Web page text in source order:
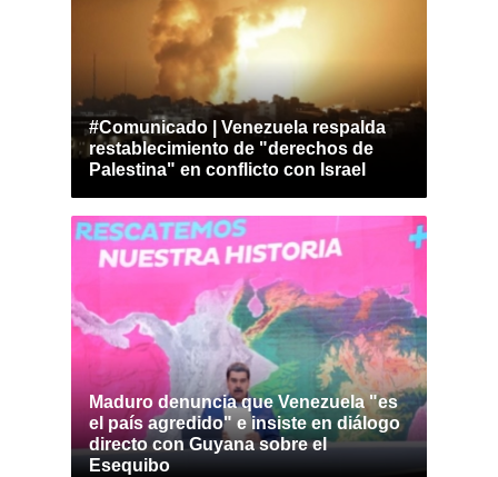
#Comunicado | Venezuela respalda
restablecimiento de "derechos de
Palestina" en conflicto con Israel
Maduro denuncia que Venezuela "es
el país agredido" e insiste en diálogo
directo con Guyana sobre el
Esequibo